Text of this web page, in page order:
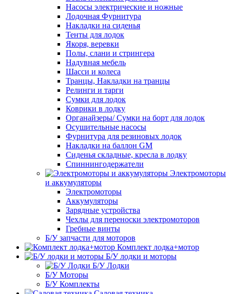
Насосы электрические и ножные
Лодочная Фурнитура
Накладки на сиденья
Тенты для лодок
Якоря, веревки
Полы, слани и стрингера
Надувная мебель
Шасси и колеса
Транцы, Накладки на транцы
Релинги и тарги
Сумки для лодок
Коврики в лодку
Органайзеры/ Сумки на борт для лодок
Осушительные насосы
Фурнитура для резиновых лодок
Накладки на баллон GM
Сиденья складные, кресла в лодку
Спиннингодержатели
Электромоторы
и аккумуляторы
Электромоторы
Аккумуляторы
Зарядные устройства
Чехлы для переноски электромоторов
Гребные винты
Б/У запчасти для моторов
Комплект лодка+мотор
Б/У лодки и моторы
Б/У Лодки
Б/У Моторы
Б/У Комплекты